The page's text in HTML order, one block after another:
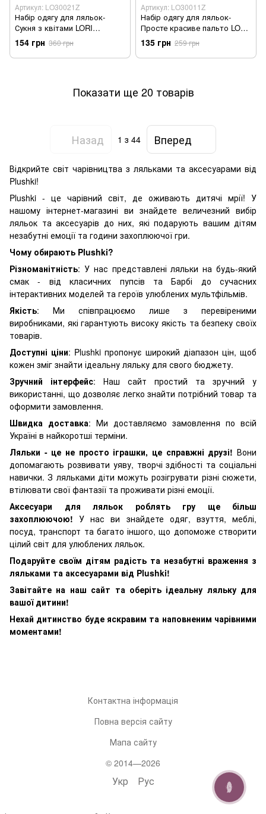
Артикул: LO30021Z
Набір одягу для ляльок-
Сукня з квітами LORI
LO30021Z - Уцінка
154 грн 360 грн
Артикул: LO30011Z
Набір одягу для ляльок-
Просте красиве пальто LORI
LO30011Z - Уцінка
135 грн 259 грн
Показати ще 20 товарів
Назад 1 з 44 Вперед
Відкрийте світ чарівництва з ляльками та аксесуарами від
Plushki!
Plushki - це чарівний світ, де оживають дитячі мрії! У
нашому інтернет-магазині ви знайдете величезний вибір
ляльок та аксесуарів до них, які подарують вашим дітям
незабутні емоції та години захоплюючої гри.
Чому обирають Plushki?
Різноманітність: У нас представлені ляльки на будь-який
смак - від класичних пупсів та Барбі до сучасних
інтерактивних моделей та героїв улюблених мультфільмів.
Якість: Ми співпрацюємо лише з перевіреними
виробниками, які гарантують високу якість та безпеку своїх
товарів.
Доступні ціни: Plushki пропонує широкий діапазон цін, щоб
кожен зміг знайти ідеальну ляльку для свого бюджету.
Зручний інтерфейс: Наш сайт простий та зручний у
використанні, що дозволяє легко знайти потрібний товар та
оформити замовлення.
Швидка доставка: Ми доставляємо замовлення по всій
Україні в найкоротші терміни.
Ляльки - це не просто іграшки, це справжні друзі! Вони
допомагають розвивати уяву, творчі здібності та соціальні
навички. З ляльками діти можуть розігрувати різні сюжети,
втілювати свої фантазії та проживати різні емоції.
Аксесуари для ляльок роблять гру ще більш
захоплюючою! У нас ви знайдете одяг, взуття, меблі,
посуд, транспорт та багато іншого, що допоможе створити
цілий світ для улюблених ляльок.
Подаруйте своїм дітям радість та незабутні враження з
ляльками та аксесуарами від Plushki!
Завітайте на наш сайт та оберіть ідеальну ляльку для
вашої дитини!
Нехай дитинство буде яскравим та наповненим чарівними
моментами!
Контактна інформація
Повна версія сайту
Мапа сайту
© 2014—2026
Укр Рус ОНЛАЙН ЧАТ